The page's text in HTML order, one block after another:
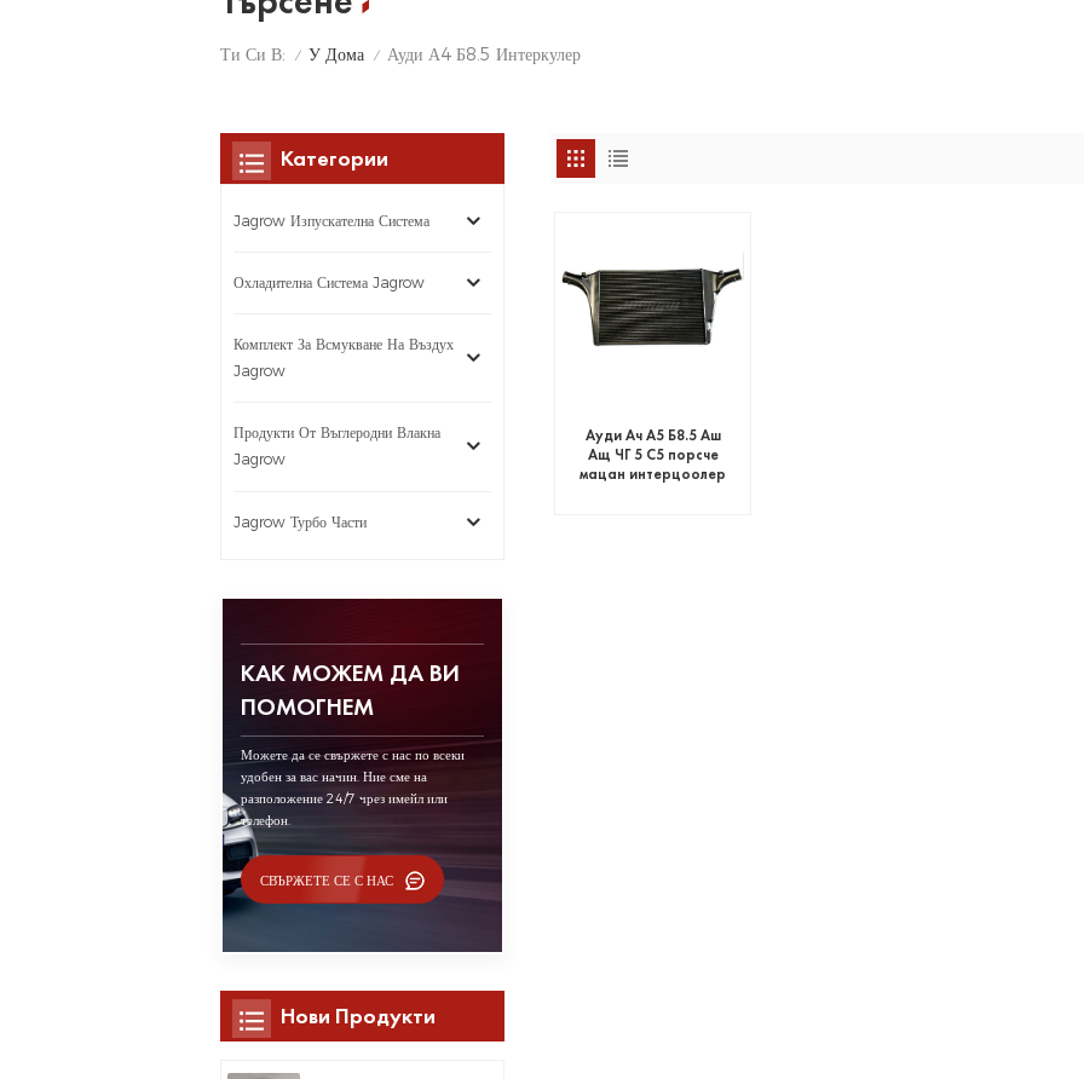
Ти Си В: / У Дома / Ауди А4 Б8.5 Интеркулер
Ауди Ач А5 Б8.5 Аш
Ащ ЧГ 5 С5 порсче
мацан интерцоолер
Категории
Jagrow Изпускателна Система
Охладителна Система Jagrow
Комплект За Всмукване На Въздух
Jagrow
Продукти От Въглеродни Влакна
Jagrow
Jagrow Турбо Части
КАК МОЖЕМ ДА ВИ
ПОМОГНЕМ
Можете да се свържете с нас по всеки
удобен за вас начин. Ние сме на
разположение 24/7 чрез имейл или
телефон.
СВЪРЖЕТЕ СЕ С НАС
Нови Продукти